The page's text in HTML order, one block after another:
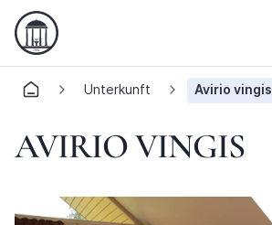
Unterkunft Avirio vingis
AVIRIO VINGIS